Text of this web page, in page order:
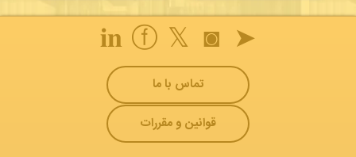
➤
◙
𝕏
ⓕ
𝐢𝐧
تماس با ما
قوانین و مقررات